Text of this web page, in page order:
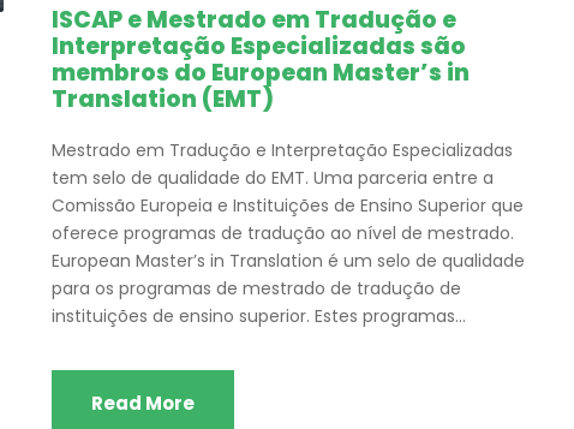
ISCAP e Mestrado em Tradução e
Interpretação Especializadas são
membros do European Master’s in
Translation (EMT)
Mestrado em Tradução e Interpretação Especializadas
tem selo de qualidade do EMT. Uma parceria entre a
Comissão Europeia e Instituições de Ensino Superior que
oferece programas de tradução ao nível de mestrado.
European Master’s in Translation é um selo de qualidade
para os programas de mestrado de tradução de
instituições de ensino superior. Estes programas...
Read More